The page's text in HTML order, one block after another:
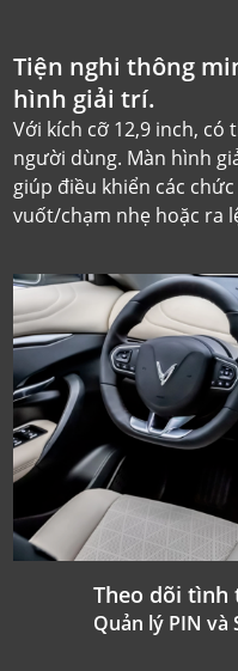
Tiện nghi thông
hình giải trí.
Với kích cỡ 12,9 inch,
người dùng. Màn hình
giúp điều khiển các
vuốt/chạm nhẹ hoặc ra
Theo dõi tình trạng xe
Quản lý PIN và Sạc, Áp